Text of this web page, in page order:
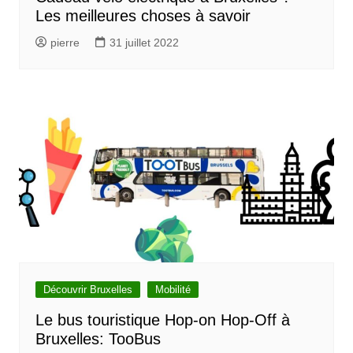
Les meilleures choses à savoir
pierre 31 juillet 2022
Découvrir Bruxelles Mobilité
Le bus touristique Hop-on Hop-Off à
Bruxelles: TooBus